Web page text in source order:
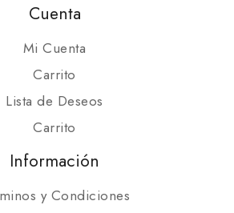
Cuenta
Mi Cuenta
Carrito
Lista de Deseos
Carrito
Información
y Condiciones